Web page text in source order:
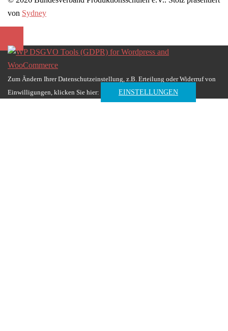
von Sydney
Zum Ändern Ihrer Datenschutzeinstellung, z.B. Erteilung oder Widerruf von
Einwilligungen, klicken Sie hier:
EINSTELLUNGEN